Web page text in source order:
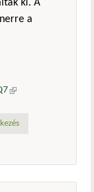
ki. A
a
(külső